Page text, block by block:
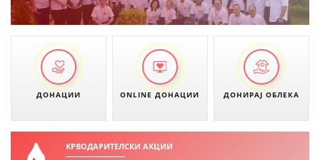
ДОНАЦИИ ONLINE ДОНАЦИИ ДОНИРАЈ ОБЛЕКА
КРВОДАРИТЕЛСКИ АКЦИИ